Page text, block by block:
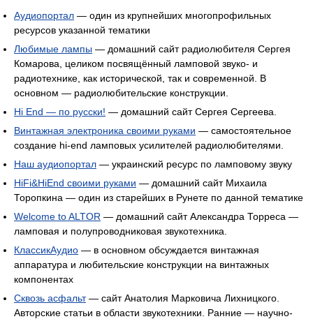
Аудиопортал — один из крупнейших многопрофильных
ресурсов указанной тематики
Любимые лампы — домашний сайт радиолюбителя Сергея
Комарова, целиком посвящённый ламповой звуко- и
радиотехнике, как исторической, так и современной. В
основном — радиолюбительские конструкции.
Hi End — по русски! — домашний сайт Сергея Сергеева.
Винтажная электроника своими руками — самостоятельное
создание hi-end ламповых усилителей радиолюбителями.
Наш аудиопортал — украинский ресурс по ламповому звуку
HiFi&HiEnd своими руками — домашний сайт Михаила
Торопкина — один из старейших в Рунете по данной тематике
Welcome to ALTOR — домашний сайт Александра Торреса —
ламповая и полупроводниковая звукотехника.
КлассикАудио — в основном обсуждается винтажная
аппаратура и любительские конструкции на винтажных
компонентах
Сквозь асфальт— сайт Анатолия Марковича Лихницкого.
Авторские статьи в области звукотехники. Ранние — научно-